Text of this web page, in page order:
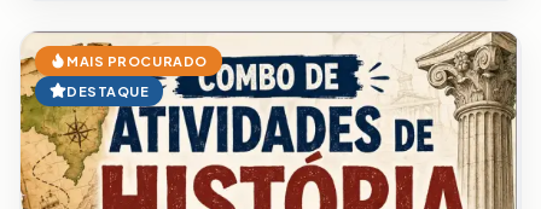
MAIS PROCURADO
DESTAQUE